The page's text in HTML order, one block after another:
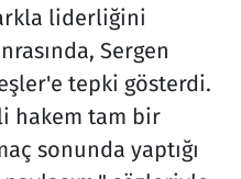
liderliğini
Sergen
tepki gösterdi.
hakem tam bir
sonunda yaptığı